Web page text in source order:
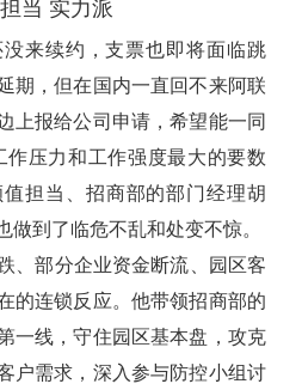
当 实力派
续约，支票也即将面临跳
期，但在国内一直回不来阿联
上报给公司申请，希望能一同
作压力和工作强度最大的要数
担当、招商部的部门经理胡
做到了临危不乱和处变不惊。
部分企业资金断流、园区客
的连锁反应。他带领招商部的
一线，守住园区基本盘，攻克
户需求，深入参与防控小组讨